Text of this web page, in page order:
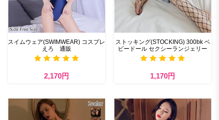
スイムウェア(SWIMWEAR) コスプレ
えろ 通販
2,170円
ストッキング(STOCKING) 300bk ベ
ビードール セクシーランジェリー
1,170円